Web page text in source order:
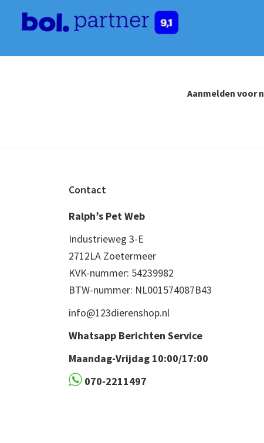
Aanmelden voor
Contact
Ralph’s Pet Web
Industrieweg 3-E
2712LA Zoetermeer
KVK-nummer: 54239982
BTW-nummer: NL001574087B43
info@123dierenshop.nl
Whatsapp Berichten Service
Maandag-Vrijdag 10:00/17:00
070-2211497